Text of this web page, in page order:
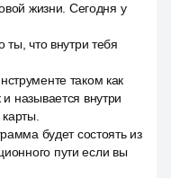
жизни. Сегодня у
что внутри тебя
таком как
называется внутри
будет состоять из
пути если вы